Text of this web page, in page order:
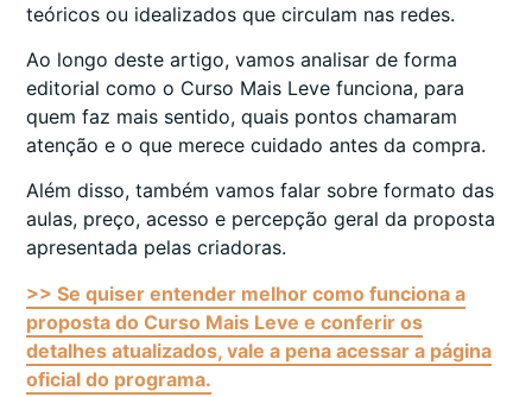
teóricos ou idealizados que circulam nas redes.
Ao longo deste artigo, vamos analisar de forma
editorial como o Curso Mais Leve funciona, para
quem faz mais sentido, quais pontos chamaram
atenção e o que merece cuidado antes da compra.
Além disso, também vamos falar sobre formato das
aulas, preço, acesso e percepção geral da proposta
apresentada pelas criadoras.
>> Se quiser entender melhor como funciona a
proposta do Curso Mais Leve e conferir os
detalhes atualizados, vale a pena acessar a página
oficial do programa.